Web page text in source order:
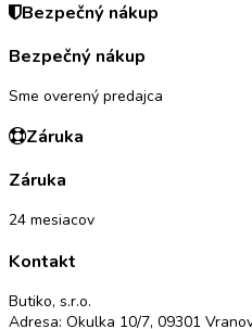
Bezpečný nákup
Bezpečný nákup
Sme overený predajca
Záruka
Záruka
24 mesiacov
Kontakt
Butiko, s.r.o.
Adresa: Okulka 10/7, 09301